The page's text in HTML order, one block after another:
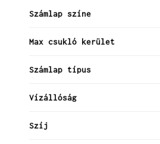
Számlap színe
Max csukló kerület
Számlap típus
Vízállóság
Szíj